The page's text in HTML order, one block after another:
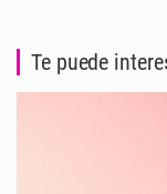
Te puede